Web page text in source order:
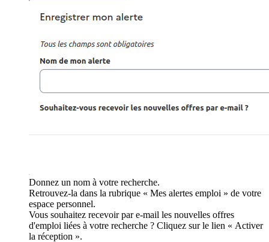
Donnez un nom à votre recherche.
Retrouvez-la dans la rubrique « Mes alertes emploi » de votre
espace personnel.
Vous souhaitez recevoir par e-mail les nouvelles offres
d'emploi liées à votre recherche ? Cliquez sur le lien « Activer
la réception ».